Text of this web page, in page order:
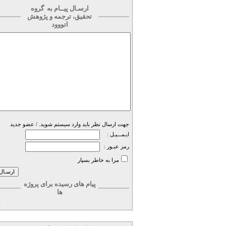
ارسـال پیــام بهگروه
تحقیق، ترجمه و پژوهش
اتووود
جهت ارسال نظر باید وارد سیستم شوید. / عضو جدید
ایـمـــیـل :
رمز عبـور :
مرا به خاطر بسپار
پیام های رسیده برای پروژه
ها